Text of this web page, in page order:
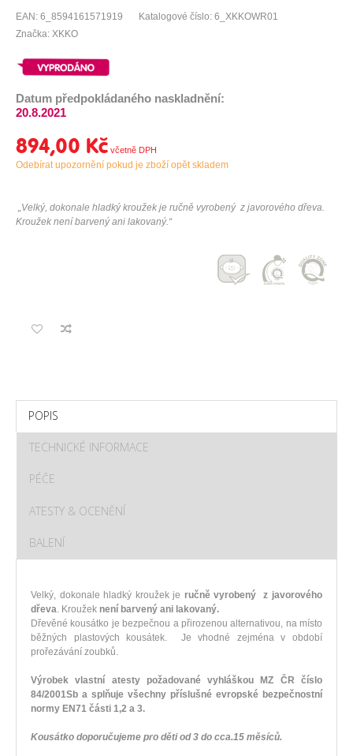
EAN: 6_8594161571919
Katalogové číslo: 6_XKKOWR01
Značka: XKKO
Datum předpokládaného naskladnění:
20.8.2021
894,00 Kč
Odebírat upozornění pokud je zboží opět skladem
„Velký, dokonale hladký kroužek je ručně vyrobený z javorového dřeva.
Kroužek není barvený ani lakovaný.“
POPIS
TECHNICKÉ INFORMACE
PÉČE
ATESTY & OCENĚNÍ
BALENÍ
Velký, dokonale hladký kroužek je ručně vyrobený z javorového
dřeva. Kroužek není barvený ani lakovaný.
Dřevěné kousátko je bezpečnou a přirozenou alternativou, na místo
běžných plastových kousátek. Je vhodné zejména v období
prořezávání zoubků.
Výrobek vlastní atesty požadované vyhláškou MZ ČR číslo
84/2001Sb a splňuje všechny příslušné evropské bezpečnostní
normy EN71 části 1,2 a 3.
Kousátko doporučujeme pro děti od 3 do cca.15 měsíců.